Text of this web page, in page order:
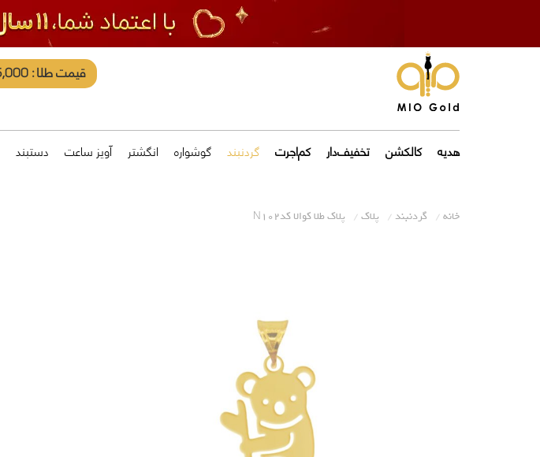
قیمت طلا: 18,485,000 تومان
هدیه کالکشن تخفیف‌دار کم‌اجرت گردنبند گوشواره انگشتر آویز ساعت دستبند
خانه گردنبند پلاک پلاک طلا کوالا کدN102